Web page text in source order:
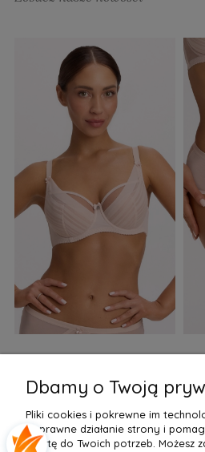
155,99 zł
Do Koszyka »
Dbamy o Twoją
Pliki cookies i pokrewne im
poprawne działanie strony i
ofertę do Twoich potrzeb. Możesz